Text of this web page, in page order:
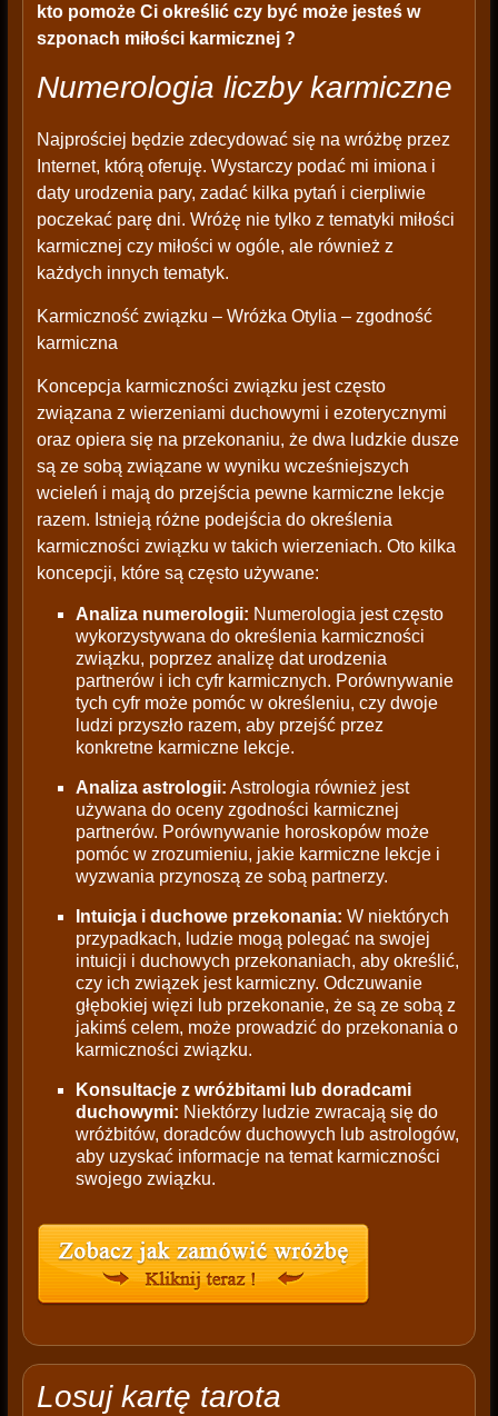
kto pomoże Ci określić czy być może jesteś w
szponach miłości karmicznej ?
Numerologia liczby karmiczne
Najprościej będzie zdecydować się na wróżbę przez
Internet, którą oferuję. Wystarczy podać mi imiona i
daty urodzenia pary, zadać kilka pytań i cierpliwie
poczekać parę dni. Wróżę nie tylko z tematyki miłości
karmicznej czy miłości w ogóle, ale również z
każdych innych tematyk.
Karmiczność związku – Wróżka Otylia – zgodność
karmiczna
Koncepcja karmiczności związku jest często
związana z wierzeniami duchowymi i ezoterycznymi
oraz opiera się na przekonaniu, że dwa ludzkie dusze
są ze sobą związane w wyniku wcześniejszych
wcieleń i mają do przejścia pewne karmiczne lekcje
razem. Istnieją różne podejścia do określenia
karmiczności związku w takich wierzeniach. Oto kilka
koncepcji, które są często używane:
Analiza numerologii: Numerologia jest często
wykorzystywana do określenia karmiczności
związku, poprzez analizę dat urodzenia
partnerów i ich cyfr karmicznych. Porównywanie
tych cyfr może pomóc w określeniu, czy dwoje
ludzi przyszło razem, aby przejść przez
konkretne karmiczne lekcje.
Analiza astrologii: Astrologia również jest
używana do oceny zgodności karmicznej
partnerów. Porównywanie horoskopów może
pomóc w zrozumieniu, jakie karmiczne lekcje i
wyzwania przynoszą ze sobą partnerzy.
Intuicja i duchowe przekonania: W niektórych
przypadkach, ludzie mogą polegać na swojej
intuicji i duchowych przekonaniach, aby określić,
czy ich związek jest karmiczny. Odczuwanie
głębokiej więzi lub przekonanie, że są ze sobą z
jakimś celem, może prowadzić do przekonania o
karmiczności związku.
Konsultacje z wróżbitami lub doradcami
duchowymi: Niektórzy ludzie zwracają się do
wróżbitów, doradców duchowych lub astrologów,
aby uzyskać informacje na temat karmiczności
swojego związku.
Losuj kartę tarota